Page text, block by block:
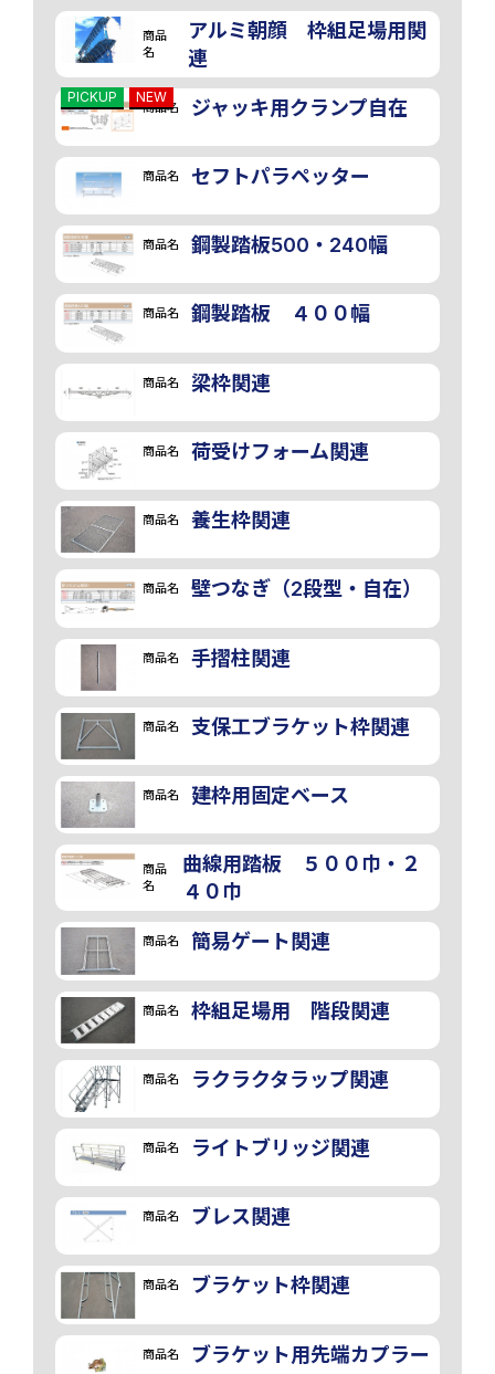
商品
名
アルミ朝顔 枠組足場用関
連
PICKUP NEW
商品名 ジャッキ用クランプ自在
商品名 セフトパラペッター
商品名 鋼製踏板500・240幅
商品名 鋼製踏板 ４００幅
商品名 梁枠関連
商品名 荷受けフォーム関連
商品名 養生枠関連
商品名 壁つなぎ（2段型・自在）
商品名 手摺柱関連
商品名 支保工ブラケット枠関連
商品名 建枠用固定ベース
商品
名
曲線用踏板 ５００巾・２
４０巾
商品名 簡易ゲート関連
商品名 枠組足場用 階段関連
商品名 ラクラクタラップ関連
商品名 ライトブリッジ関連
商品名 ブレス関連
商品名 ブラケット枠関連
商品名 ブラケット用先端カプラー